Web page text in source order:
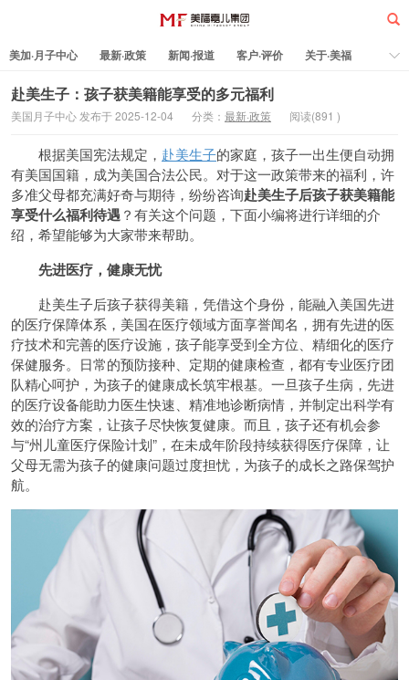
美福嘉儿
美加·月子中心 最新·政策 新闻·报道 客户·评价
关于·美福
热门·文章
所有·文章 孕妈科普 标签云
赴美生子：孩子获美籍能享受的多元福利
美国月子中心 发布于 2025-12-04 分类： 最新·政策 阅读(891 )
根据美国宪法规定， 赴美生子的家庭，孩子一出生便自动拥
有美国国籍，成为美国合法公民。对于这一政策带来的福利，许
多准父母都充满好奇与期待，纷纷咨询赴美生子后孩子获美籍能
享受什么福利待遇？有关这个问题，下面小编将进行详细的介
绍，希望能够为大家带来帮助。
先进医疗，健康无忧
赴美生子后孩子获得美籍，凭借这个身份，能融入美国先进
的医疗保障体系，美国在医疗领域方面享誉闻名，拥有先进的医
疗技术和完善的医疗设施，孩子能享受到全方位、精细化的医疗
保健服务。日常的预防接种、定期的健康检查，都有专业医疗团
队精心呵护，为孩子的健康成长筑牢根基。一旦孩子生病，先进
的医疗设备能助力医生快速、精准地诊断病情，并制定出科学有
效的治疗方案，让孩子尽快恢复健康。而且，孩子还有机会参
与“州儿童医疗保险计划”，在未成年阶段持续获得医疗保障，让
父母无需为孩子的健康问题过度担忧，为孩子的成长之路保驾护
航。